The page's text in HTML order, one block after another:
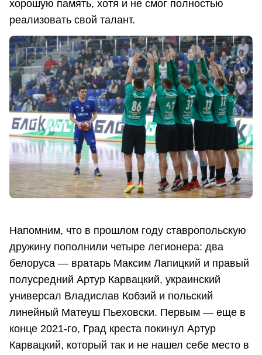
хорошую память, хотя и не смог полностью
реализовать свой талант.
Напомним, что в прошлом году ставропольскую
дружину пополнили четыре легионера: два
белоруса — вратарь Максим Лапицкий и правый
полусредний Артур Карвацкий, украинский
универсал Владислав Кобзий и польский
линейный Матеуш Пьеховски. Первым — еще в
конце 2021-го, Град креста покинул Артур
Карвацкий, который так и не нашел себе место в